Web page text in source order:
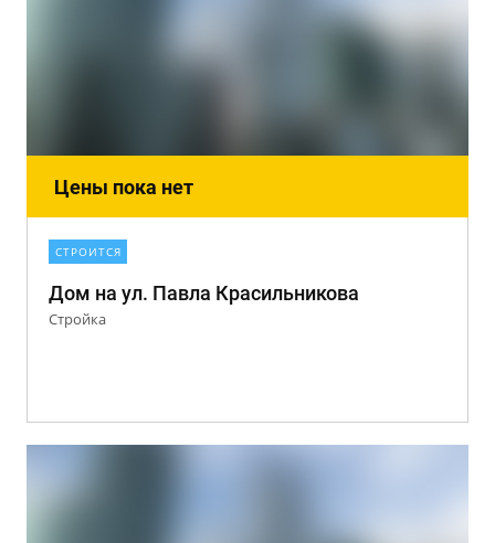
Цены пока нет
СТРОИТСЯ
Дом на ул. Павла Красильникова
Стройка